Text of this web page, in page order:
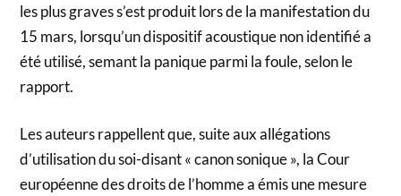
les plus graves s’est produit lors de la manifestation du
15 mars, lorsqu’un dispositif acoustique non identifié a
été utilisé, semant la panique parmi la foule, selon le
rapport.
Les auteurs rappellent que, suite aux allégations
d’utilisation du soi-disant « canon sonique », la Cour
européenne des droits de l’homme a émis une mesure